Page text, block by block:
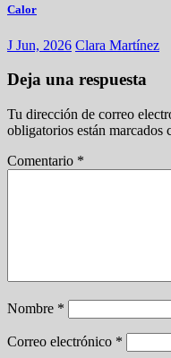
Calor
J Jun, 2026 Clara Martínez
Deja una respuesta
Tu dirección de correo
obligatorios están marcados
Comentario *
Nombre *
Correo electrónico *